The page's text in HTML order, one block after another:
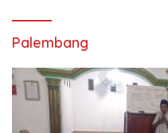
Palembang